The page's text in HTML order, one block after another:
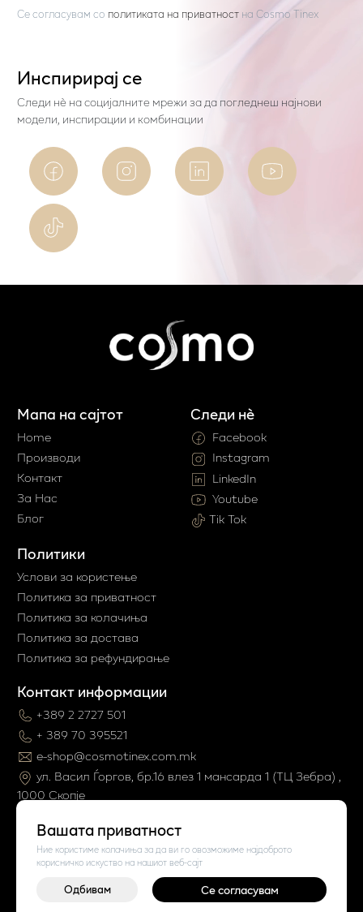
Вашата приватност
Ние користиме колачиња за да ви го овозможиме најдоброто
корисничко искуство на нашиот веб-сајт
Одбивам Се согласувам
Се согласувам со политиката на приватност на Cosmo Tinex
Инспирирај се
Следи нѐ на социјалните мрежи за да погледнеш најнови
модели, инспирации и комбинации
Мапа на сајтот
Home
Производи
Контакт
За Нас
Блог
Политики
Услови за користење
Политика за приватност
Политика за колачиња
Политика за достава
Политика за рефундирање
Контакт информации
+389 2 2727 501
+ 389 70 395521
e-shop@cosmotinex.com.mk
ул. Васил Ѓоргов, бр.16 влез 1 мaнсарда 1 (ТЦ Зебра) ,
1000 Скопје
Следи нè
Facebook
Instagram
LinkedIn
Youtube
Tik Tok